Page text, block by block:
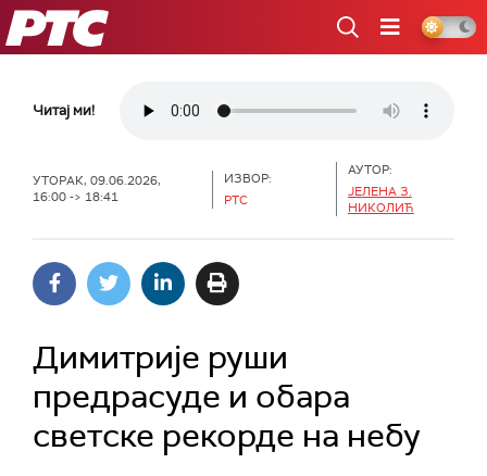
РТС
Читај ми!
УТОРАК, 09.06.2026,
16:00 -> 18:41
ИЗВОР:
РТС
АУТОР:
ЈЕЛЕНА З.
НИКОЛИЋ
Димитрије руши
предрасуде и обара
светске рекорде на небу